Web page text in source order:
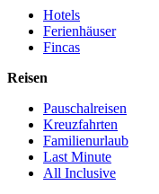
Hotels
Ferienhäuser
Fincas
Reisen
Pauschalreisen
Kreuzfahrten
Familienurlaub
Last Minute
All Inclusive